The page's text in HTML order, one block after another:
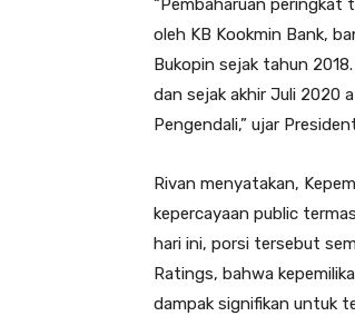
“Pembaharuan peringkat
oleh KB Kookmin Bank,
Bukopin sejak tahun
dan sejak akhir Juli 2020
Pengendali,” ujar
Rivan menyatakan,
kepercayaan public
hari ini, porsi tersebut
Ratings, bahwa
dampak signifikan untuk